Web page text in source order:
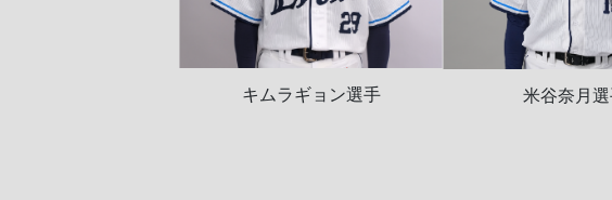
キムラギョン選手 米谷奈月